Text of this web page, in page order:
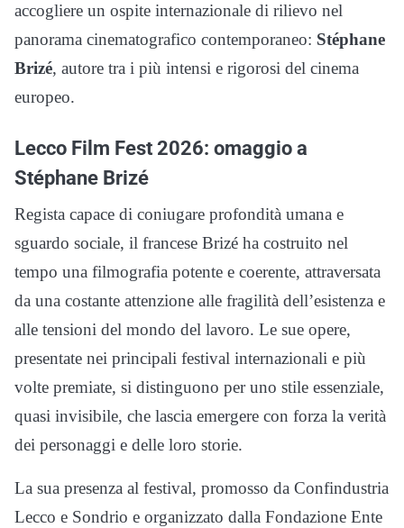
accogliere un ospite internazionale di rilievo nel
panorama cinematografico contemporaneo: Stéphane
Brizé, autore tra i più intensi e rigorosi del cinema
europeo.
Lecco Film Fest 2026: omaggio a
Stéphane Brizé
Regista capace di coniugare profondità umana e
sguardo sociale, il francese Brizé ha costruito nel
tempo una filmografia potente e coerente, attraversata
da una costante attenzione alle fragilità dell’esistenza e
alle tensioni del mondo del lavoro. Le sue opere,
presentate nei principali festival internazionali e più
volte premiate, si distinguono per uno stile essenziale,
quasi invisibile, che lascia emergere con forza la verità
dei personaggi e delle loro storie.
La sua presenza al festival, promosso da Confindustria
Lecco e Sondrio e organizzato dalla Fondazione Ente